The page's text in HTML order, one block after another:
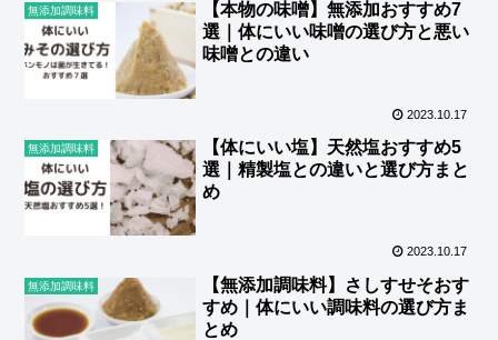
無添加調味料
【本物の味噌】無添加おすすめ7
選｜体にいい味噌の選び方と悪い
味噌との違い
2023.10.17
無添加調味料
【体にいい塩】天然塩おすすめ5
選｜精製塩との違いと選び方まと
め
2023.10.17
無添加調味料
【無添加調味料】さしすせそおす
すめ｜体にいい調味料の選び方ま
とめ